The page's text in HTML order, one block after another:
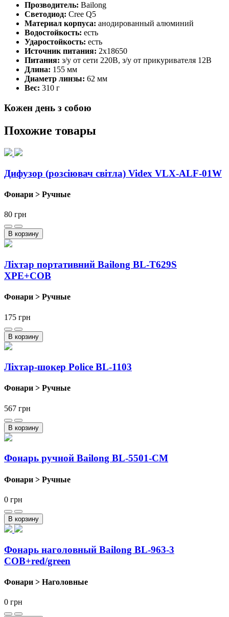
Прозводитель: Bailong
Светодиод: Cree Q5
Материал корпуса: анодированный алюминий
Водостойкость: есть
Ударостойкость: есть
Источник питания: 2х18650
Питания: з/у от сети 220В, з/у от прикуривателя 12В
Длина: 155 мм
Диаметр линзы: 62 мм
Вес: 310 г
Кожен день з собою
Похожие товары
Дифузор (розсіювач світла) Videx VLX-ALF-01W
Фонари > Ручные
80 грн
В корзину
Ліхтар портативний Bailong BL-T629S
XPE+COB
Фонари > Ручные
175 грн
В корзину
Ліхтар-шокер Police BL-1103
Фонари > Ручные
567 грн
В корзину
Фонарь ручной Bailong BL-5501-CM
Фонари > Ручные
0 грн
В корзину
Фонарь наголовный Bailong BL-963-3
COB+red/green
Фонари > Наголовные
0 грн